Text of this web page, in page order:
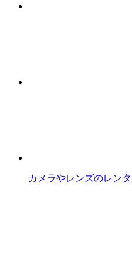
カメラやレンズのレン